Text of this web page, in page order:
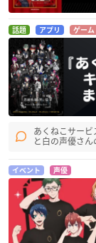
話題 アプリ ゲーム
あくねこサー
と白の声優さ
イベント 声優